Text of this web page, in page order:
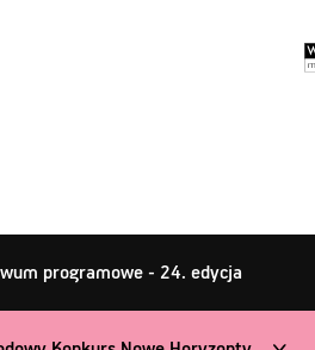
programowe - 24. edycja